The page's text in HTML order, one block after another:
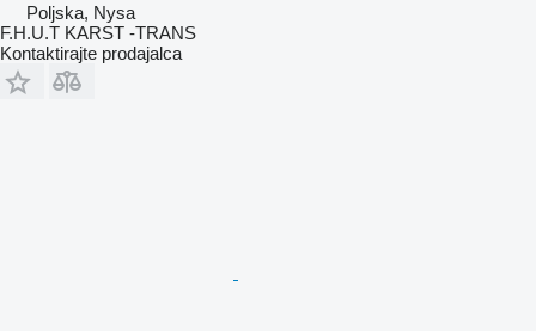
Poljska, Nysa
F.H.U.T KARST -TRANS
Kontaktirajte prodajalca